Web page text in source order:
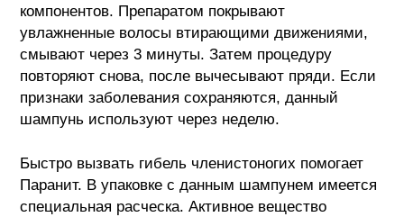
компонентов. Препаратом покрывают
увлажненные волосы втирающими движениями,
смывают через 3 минуты. Затем процедуру
повторяют снова, после вычесывают пряди. Если
признаки заболевания сохраняются, данный
шампунь используют через неделю.
Быстро вызвать гибель членистоногих помогает
Паранит. В упаковке с данным шампунем имеется
специальная расческа. Активное вещество